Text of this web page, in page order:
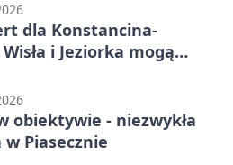
dla Konstancina-
i Jeziorka mogą
obiektywie - niezwykła
Piasecznie